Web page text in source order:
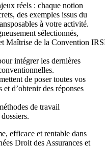
réels : chaque notion
des exemples issus du
à votre activité.
sélectionnés,
Maîtrise de la Convention
intégrer les dernières
de poser toutes vos
d’obtenir des réponses
de travail
efficace et rentable dans
Droit des Assurances et